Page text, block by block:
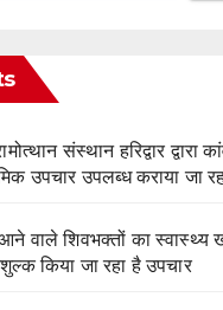
संस्थान हरिद्वार द्वारा
उपचार उपलब्ध कराया जा
वाले शिवभक्तों का स्वास्थ्य
किया जा रहा है उपचार